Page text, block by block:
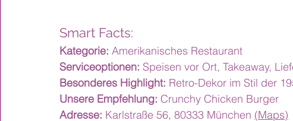
Smart Facts:
Kategorie: Amerikanisches Restaurant
Serviceoptionen: Speisen vor Ort, Takeaway,
Besonderes Highlight: Retro-Dekor im Stil der
Unsere Empfehlung: Crunchy Chicken Burger
Adresse: Karlstraße 56, 80333 München (Maps)